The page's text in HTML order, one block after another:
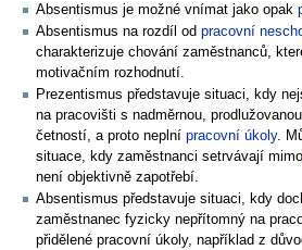
navigaci
vyhledávání
Absentismus je možné vnímat jako opak
Absentismus na rozdíl od pracovní
charakterizuje chování zaměstnanců,
motivačním rozhodnutí.
Prezentismus představuje situaci, kdy
na pracovišti s nadměrnou,
četností, a proto neplní pracovní úkoly.
situace, kdy zaměstnanci setrvávají mimo
není objektivně zapotřebí.
Absentismus představuje situaci, kdy
zaměstnanec fyzicky nepřítomný na
přidělené pracovní úkoly, například z